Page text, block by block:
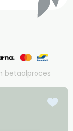
betaalproces